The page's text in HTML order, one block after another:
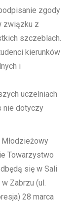
zgody
związku z
szczeblach.
kierunków
i
uczelniach
nie dotyczy
Towarzystwo
się w Sali
Zabrzu (ul.
28 marca